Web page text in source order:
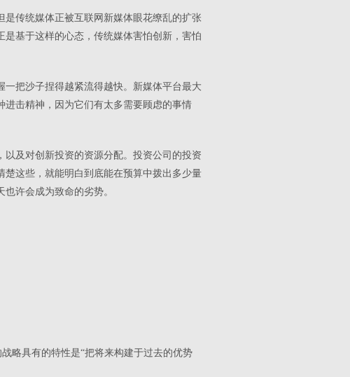
传统媒体正被互联网新媒体眼花缭乱的扩张
基于这样的心态，传统媒体害怕创新，害怕
把沙子捏得越紧流得越快。新媒体平台最大
击精神，因为它们有太多需要顾虑的事情
及对创新投资的资源分配。投资公司的投资
这些，就能明白到底能在预算中拨出多少量
许会成为致命的劣势。
略具有的特性是“把将来构建于过去的优势